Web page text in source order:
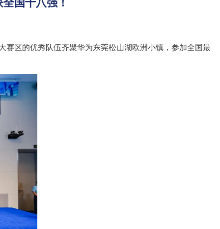
国十八强！
区的优秀队伍齐聚华为东莞松山湖欧洲小镇，参加全国最